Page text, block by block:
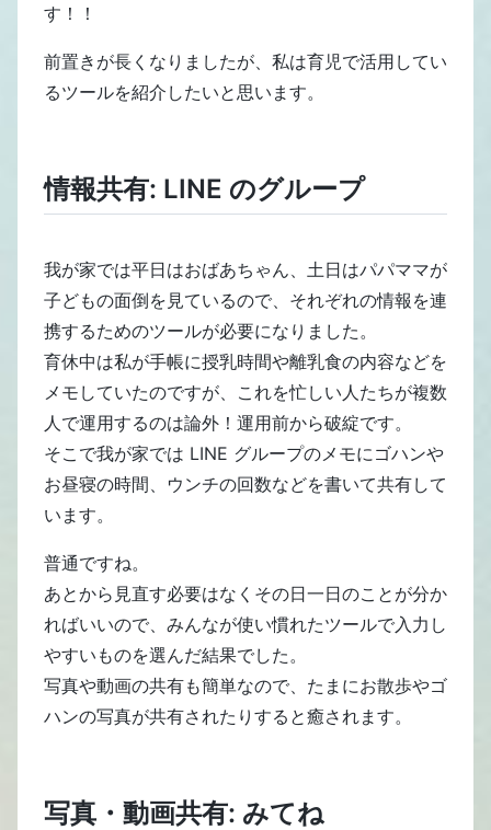
す！！
前置きが長くなりましたが、私は育児で活用してい
るツールを紹介したいと思います。
情報共有: LINE のグループ
我が家では平日はおばあちゃん、土日はパパママが
子どもの面倒を見ているので、それぞれの情報を連
携するためのツールが必要になりました。
育休中は私が手帳に授乳時間や離乳食の内容などを
メモしていたのですが、これを忙しい人たちが複数
人で運用するのは論外！運用前から破綻です。
そこで我が家では LINE グループのメモにゴハンや
お昼寝の時間、ウンチの回数などを書いて共有して
います。
普通ですね。
あとから見直す必要はなくその日一日のことが分か
ればいいので、みんなが使い慣れたツールで入力し
やすいものを選んだ結果でした。
写真や動画の共有も簡単なので、たまにお散歩やゴ
ハンの写真が共有されたりすると癒されます。
写真・動画共有: みてね